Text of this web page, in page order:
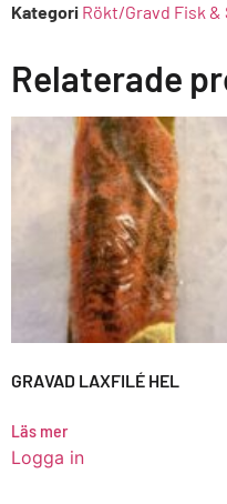
Kategori Rökt/Gravd Fisk &
Relaterade
GRAVAD LAXFILÉ HEL
Läs mer
Logga in